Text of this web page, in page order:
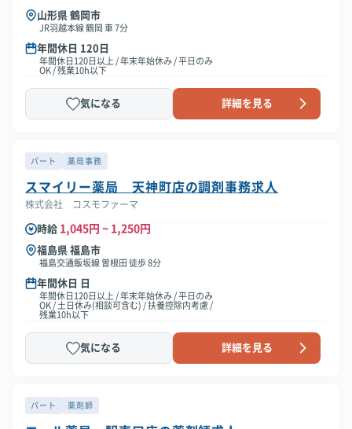
山形県 鶴岡市
JR羽越本線 鶴岡 車 7分
年間休日 120日
年間休日120日以上 / 年末年始休み / 平日のみ
OK / 残業10h以下
気になる 詳細を見る
パート 薬局事務
スマイリー薬局 天神町店の調剤事務求人
株式会社 コスモファーマ
時給 1,045円 ~ 1,250円
福島県 福島市
福島交通飯坂線 曽根田 徒歩 8分
年間休日 日
年間休日120日以上 / 年末年始休み / 平日のみ
OK / 土日休み(相談可含む) / 扶養控除内考慮 /
残業10h以下
気になる 詳細を見る
パート 薬剤師